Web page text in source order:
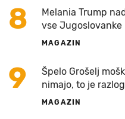
8
Melania Trump
vse Jugoslovanke
MAGAZIN
9
Špelo Grošelj
nimajo, to je
MAGAZIN